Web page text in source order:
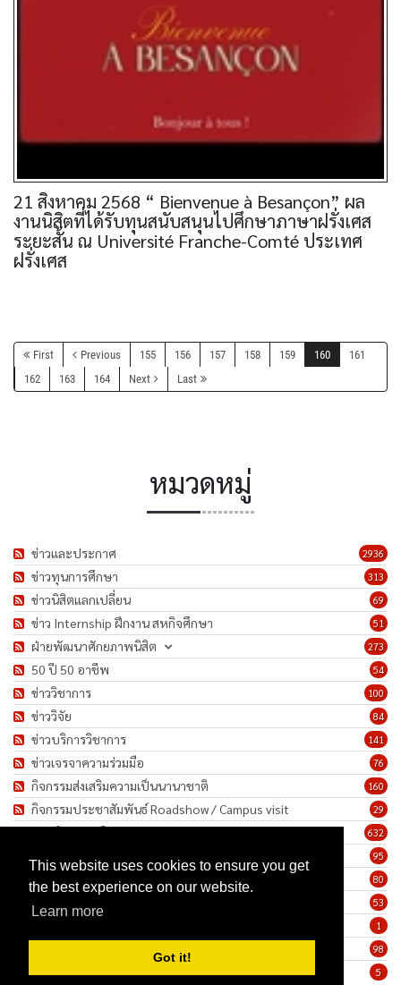
This website uses cookies to ensure you get
the best experience on our website.
Learn more
Got it!
21 สิงหาคม 2568 “ Bienvenue à Besançon” ผล
งานนิสิตที่ได้รับทุนสนับสนุนไปศึกษาภาษาฝรั่งเศส
ระยะสั้น ณ Université Franche-Comté ประเทศ
ฝรั่งเศส
First Previous 155 156 157 158 159 160
161
162
163 164 Next Last
หมวดหมู่
2936
ข่าวและประกาศ
313
ข่าวทุนการศึกษา
69
ข่าวนิสิตแลกเปลี่ยน
51
ข่าว Internship ฝึกงาน สหกิจศึกษา
273
ฝ่ายพัฒนาศักยภาพนิสิต
54
50 ปี 50 อาชีพ
100
ข่าววิชาการ
84
ข่าววิจัย
141
ข่าวบริการวิชาการ
76
ข่าวเจรจาความร่วมมือ
160
กิจกรรมส่งเสริมความเป็นนานาชาติ
29
กิจกรรมประชาสัมพันธ์ Roadshow / Campus visit
632
ภาพกิจกรรม/โครงการ
95
80
ทำนุบำรุงศิลปวัฒนธรรม
53
ข่าวประกาศรับสมัครงาน
1
98
5
มาตรการป้องกันการแพร่ระบาดของเชื้อโรค COVID-19